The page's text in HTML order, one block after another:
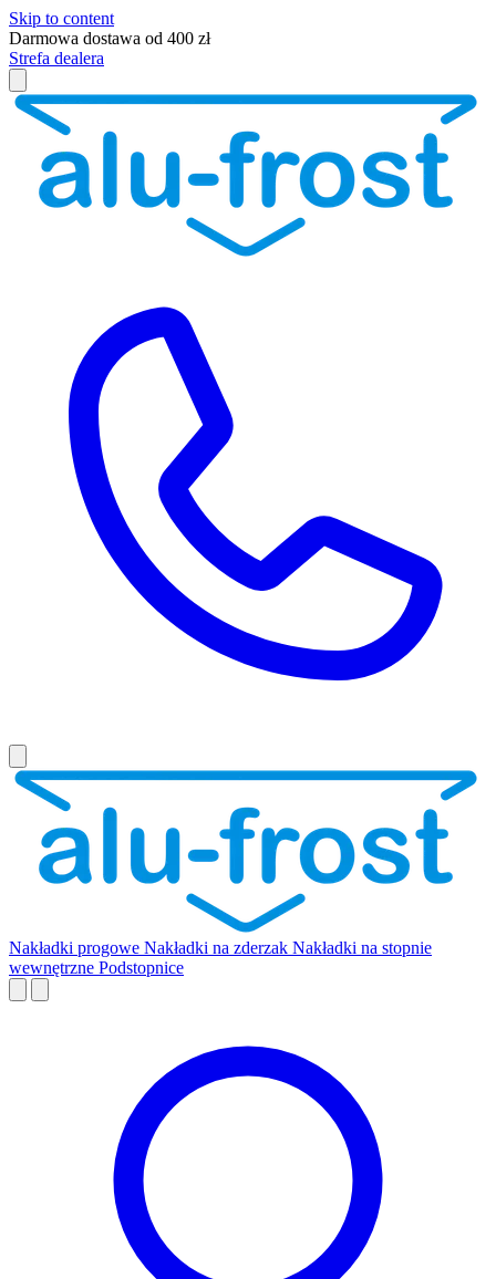
Skip to content
Darmowa dostawa od 400 zł
Strefa dealera
Nakładki progowe Nakładki na zderzak Nakładki na stopnie
wewnętrzne Podstopnice